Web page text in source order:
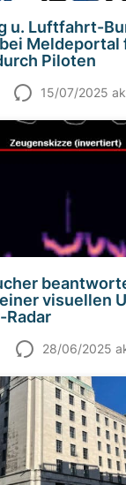
u. Luftfahrt-
Meldeportal
Piloten
15/07/2025
visuellen
Radar
28/06/2025